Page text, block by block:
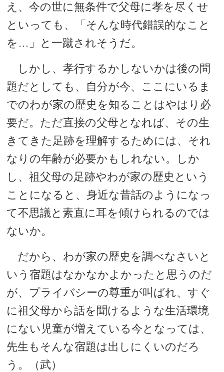
え、今の世に無条件で父母に孝を尽くせ
といっても、「そんな時代錯誤的なこと
を…」と一蹴されそうだ。
しかし、孝行するかしないかは後の問
題だとしても、自分が今、ここにいるま
でのわが家の歴史を知ることはやはり必
要だ。ただ直接の父母となれば、その生
きてきた足跡を理解するためには、それ
なりの年齢が必要かもしれない。しか
し、祖父母の足跡やわが家の歴史という
ことになると、身近な昔話のようになっ
て不思議と素直に耳を傾けられるのでは
ないか。
だから、わが家の歴史を調べなさいと
いう宿題はなかなかよかったと思うのだ
が、プライバシーの尊重が叫ばれ、すぐ
に祖父母から話を聞けるような生活環境
にない児童が増えている今となっては、
先生もそんな宿題は出しにくいのだろ
う。（武）